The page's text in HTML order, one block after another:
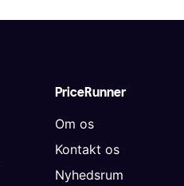
PriceRunner
Om os
Kontakt os
Nyhedsrum